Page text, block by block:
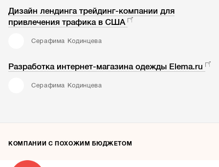
Дизайн лендинга трейдинг-компании для
привлечения трафика в США
Серафима Кодинцева
Разработка интернет-магазина одежды Elema.ru
Серафима Кодинцева
КОМПАНИИ С ПОХОЖИМ БЮДЖЕТОМ